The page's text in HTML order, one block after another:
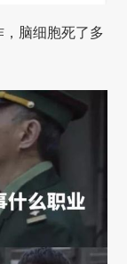
脑细胞死了多